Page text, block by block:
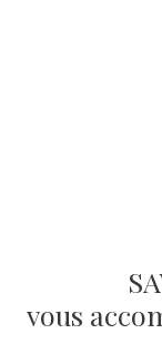
vous